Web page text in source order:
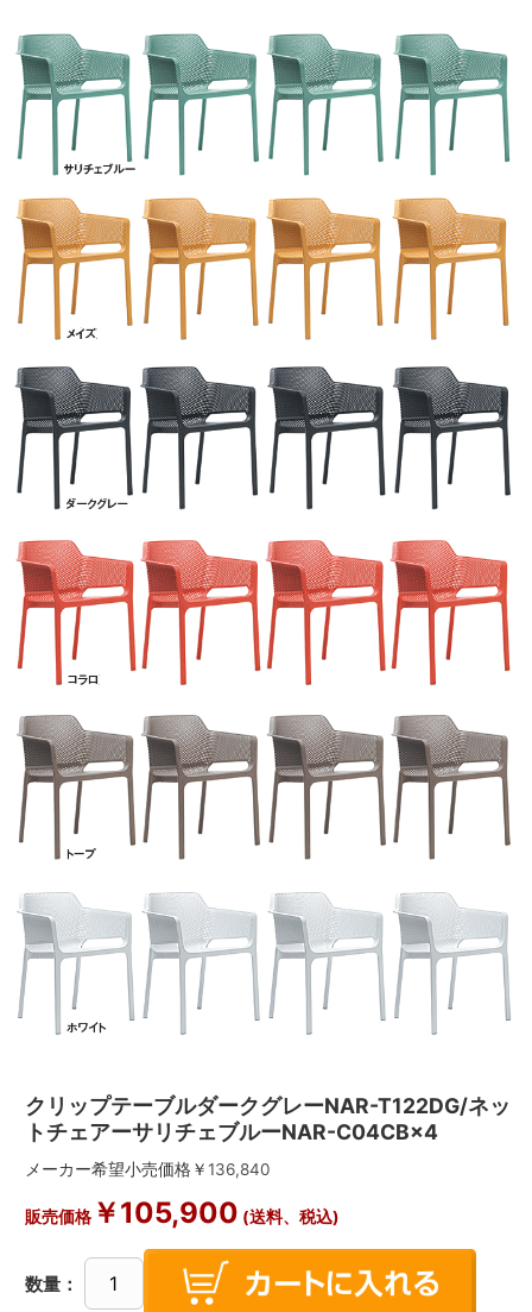
クリップテーブルダークグレーNAR-T122DG/ネッ
トチェアーサリチェブルーNAR-C04CB×4
メーカー希望小売価格￥136,840
販売価格￥105,900 (送料、税込)
数量：